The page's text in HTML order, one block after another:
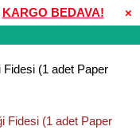
×
KARGO BEDAVA!